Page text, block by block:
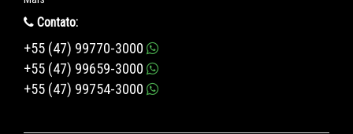
Contato:
+55 (47) 99770-3000
+55 (47) 99659-3000
+55 (47) 99754-3000